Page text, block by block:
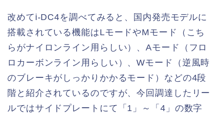
改めてi-DC4を調べてみると、国内発売モデルに
搭載されている機能はLモードやMモード（こち
らがナイロンライン用らしい）、Aモード（フロ
ロカーボンライン用らしい）、Wモード（逆風時
のブレーキがしっかりかかるモード）などの4段
階と紹介されているのですが、今回調達したリー
ルではサイドプレートにて「1」～「4」の数字